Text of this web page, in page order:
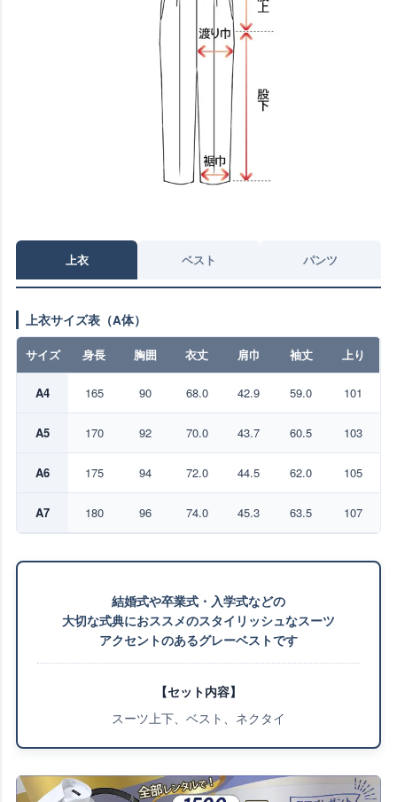
上衣 ベスト パンツ
上衣サイズ表（A体）
サイズ 身長 胸囲 衣丈 肩巾 袖丈 上り
A4 165 90 68.0 42.9 59.0 101
A5 170 92 70.0 43.7 60.5 103
A6 175 94 72.0 44.5 62.0 105
A7 180 96 74.0 45.3 63.5 107
結婚式や卒業式・入学式などの
大切な式典におススメのスタイリッシュなスーツ
アクセントのあるグレーベストです
【セット内容】
スーツ上下、ベスト、ネクタイ